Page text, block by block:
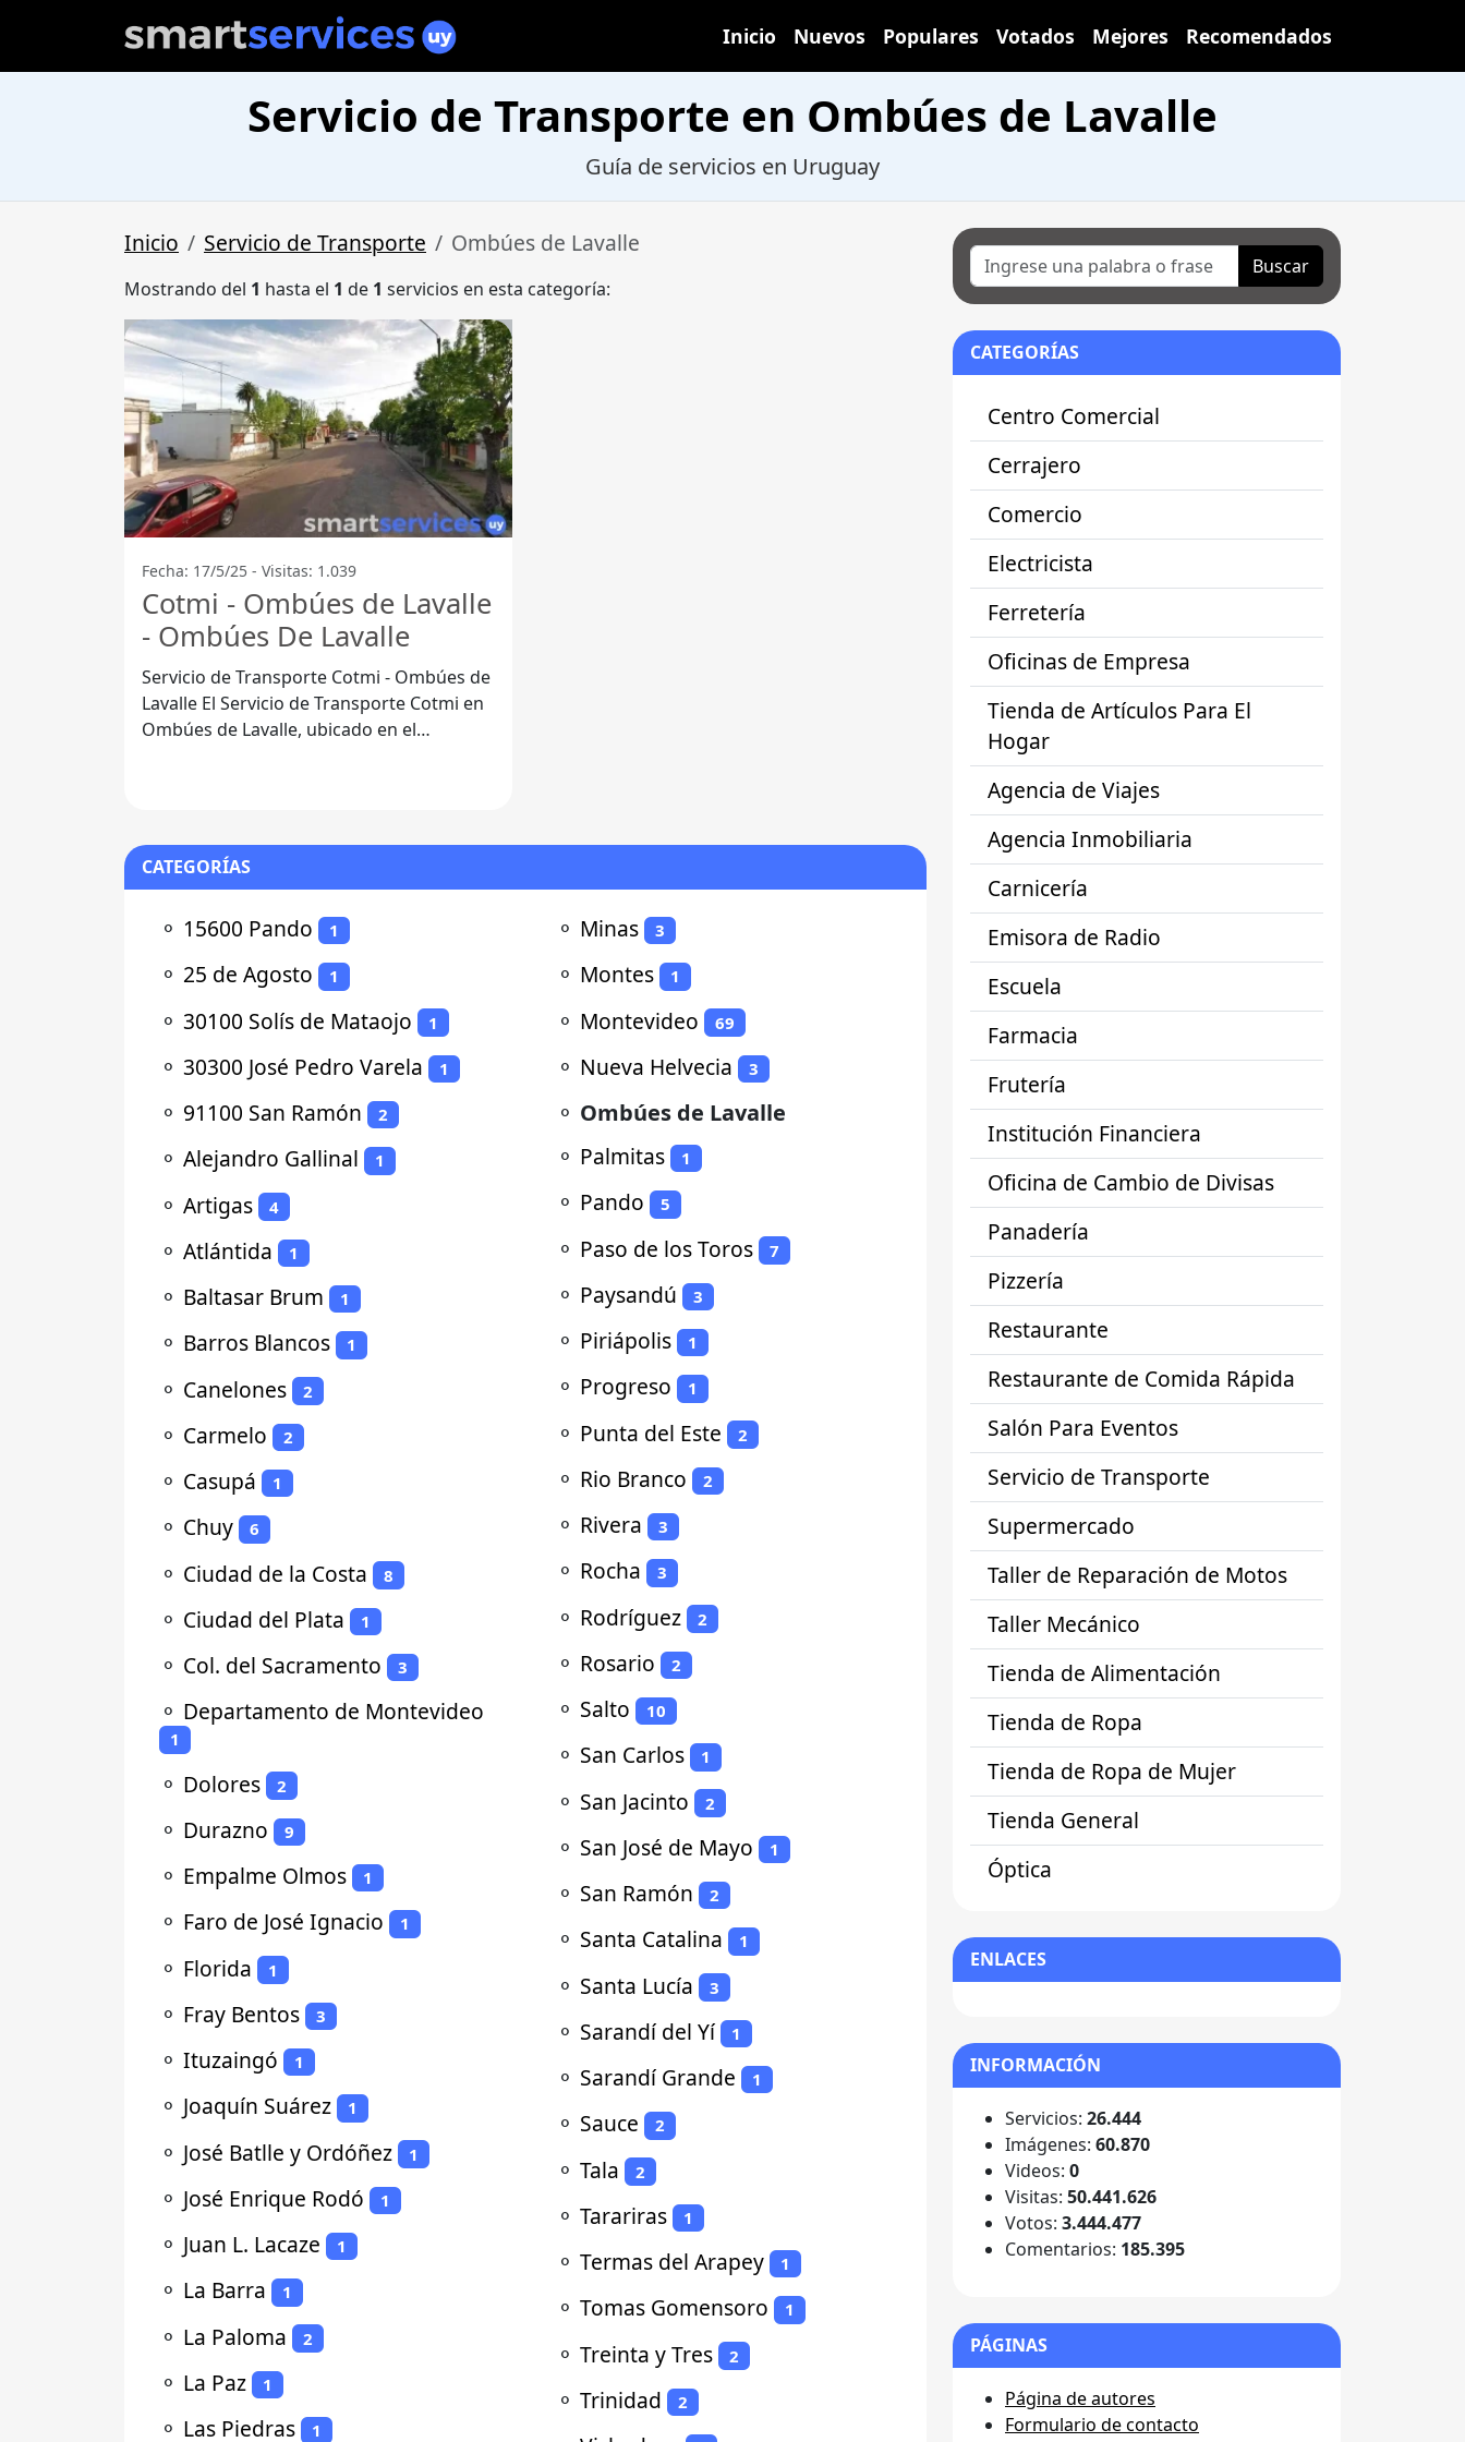
Inicio Nuevos Populares Votados Mejores Recomendados
Servicio de Transporte en Ombúes de Lavalle
Guía de servicios en Uruguay
Inicio Servicio de Transporte Ombúes de Lavalle
Mostrando del 1 hasta el 1 de 1 servicios en esta categoría:
Fecha: 17/5/25 - Visitas: 1.039
Cotmi - Ombúes de Lavalle
- Ombúes De Lavalle
Servicio de Transporte Cotmi - Ombúes de
Lavalle El Servicio de Transporte Cotmi en
Ombúes de Lavalle, ubicado en el
CATEGORÍAS
⚬ 15600 Pando 1
⚬ 25 de Agosto 1
⚬ 30100 Solís de Mataojo 1
⚬ 30300 José Pedro Varela 1
⚬ 91100 San Ramón 2
⚬ Alejandro Gallinal 1
⚬ Artigas 4
⚬ Atlántida 1
⚬ Baltasar Brum 1
⚬ Barros Blancos 1
⚬ Canelones 2
⚬ Carmelo 2
⚬ Casupá 1
⚬ Chuy 6
⚬ Ciudad de la Costa 8
⚬ Ciudad del Plata 1
⚬ Col. del Sacramento 3
⚬ Departamento de Montevideo
1
⚬ Dolores 2
⚬ Durazno 9
⚬ Empalme Olmos 1
⚬ Faro de José Ignacio 1
⚬ Florida 1
⚬ Fray Bentos 3
⚬ Ituzaingó 1
⚬ Joaquín Suárez 1
⚬ José Batlle y Ordóñez 1
⚬ José Enrique Rodó 1
⚬ Juan L. Lacaze 1
⚬ La Barra 1
⚬ La Paloma 2
⚬ La Paz 1
⚬ Las Piedras 1
⚬ Minas 3
⚬ Montes 1
⚬ Montevideo 69
⚬ Nueva Helvecia 3
⚬ Ombúes de Lavalle
⚬ Palmitas 1
⚬ Pando 5
⚬ Paso de los Toros 7
⚬ Paysandú 3
⚬ Piriápolis 1
⚬ Progreso 1
⚬ Punta del Este 2
⚬ Rio Branco 2
⚬ Rivera 3
⚬ Rocha 3
⚬ Rodríguez 2
⚬ Rosario 2
⚬ Salto 10
⚬ San Carlos 1
⚬ San Jacinto 2
⚬ San José de Mayo 1
⚬ San Ramón 2
⚬ Santa Catalina 1
⚬ Santa Lucía 3
⚬ Sarandí del Yí 1
⚬ Sarandí Grande 1
⚬ Sauce 2
⚬ Tala 2
⚬ Tarariras 1
⚬ Termas del Arapey 1
⚬ Tomas Gomensoro 1
⚬ Treinta y Tres 2
⚬ Trinidad 2
Buscar
CATEGORÍAS
Centro Comercial
Cerrajero
Comercio
Electricista
Ferretería
Oficinas de Empresa
Tienda de Artículos Para El
Hogar
Agencia de Viajes
Agencia Inmobiliaria
Carnicería
Emisora de Radio
Escuela
Farmacia
Frutería
Institución Financiera
Oficina de Cambio de Divisas
Panadería
Pizzería
Restaurante
Restaurante de Comida Rápida
Salón Para Eventos
Servicio de Transporte
Supermercado
Taller de Reparación de Motos
Taller Mecánico
Tienda de Alimentación
Tienda de Ropa
Tienda de Ropa de Mujer
Tienda General
Óptica
ENLACES
INFORMACIÓN
Servicios: 26.444
Imágenes: 60.870
Videos: 0
Visitas: 50.441.626
Votos: 3.444.477
Comentarios: 185.395
PÁGINAS
Página de autores
Formulario de contacto